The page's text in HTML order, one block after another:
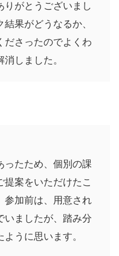
りがとうございまし
果がどうなるか、
ださったのでよくわ
しました。
ったため、個別の課
提案をいただけたこ
参加前は、用意され
いましたが、踏み分
うに思います。